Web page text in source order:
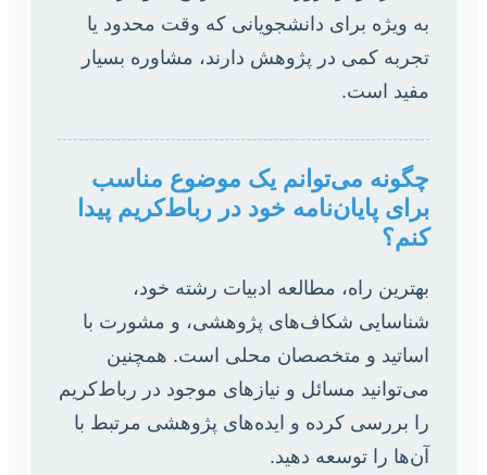
به ویژه برای دانشجویانی که وقت محدود یا
تجربه کمی در پژوهش دارند، مشاوره بسیار
مفید است.
چگونه می‌توانم یک موضوع مناسب
برای پایان‌نامه خود در رباط‌کریم پیدا
کنم؟
بهترین راه، مطالعه ادبیات رشته خود،
شناسایی شکاف‌های پژوهشی، و مشورت با
اساتید و متخصصان محلی است. همچنین
می‌توانید مسائل و نیازهای موجود در رباط‌کریم
را بررسی کرده و ایده‌های پژوهشی مرتبط با
آن‌ها را توسعه دهید.